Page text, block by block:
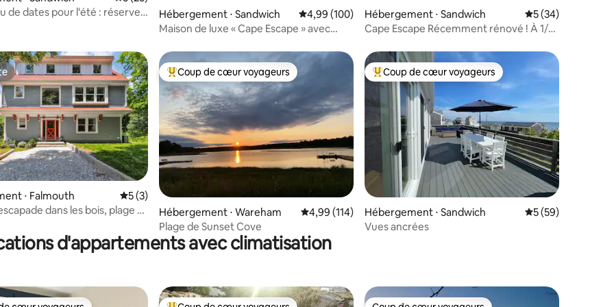
de dates pour l'été : réservez
Hébergement ⋅ Sandwich Évaluation moyenne sur la base de 100 commentaires : 4,99 sur 5
4,99 (100)
Maison de luxe « Cape Escape » avec
Hébergement ⋅ Sandwich Évaluation
5 (34)
Cape Escape Récemment rénové ! À 1/2
sur la base de 81 commentaires : 5 sur 5
⋅ Falmouth Évaluation moyenne sur la base de 3 commentaires : 5 sur 5
5 (3)
dans les bois, plage et
Coups de cœur voyageurs les plus appréciés
Coup de cœur voyageurs
Hébergement ⋅ Wareham Évaluation moyenne sur la base de 114 commentaires : 4,99 sur 5
4,99 (114)
Plage de Sunset Cove
Coups de cœur voyageurs les plus appréciés
Coup de cœur voyageurs
Hébergement ⋅ Sandwich Évaluation
5 (59)
Vues ancrées
d'appartements avec climatisation